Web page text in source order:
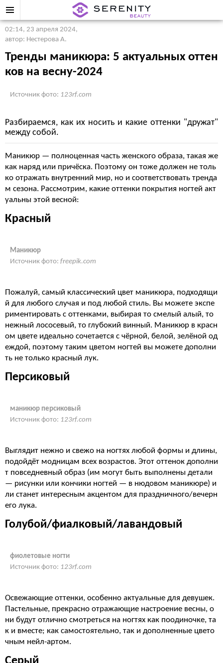
02:14, 23 апреля 2024,
автор: Нестерова А.
Тренды маникюра: 5 актуальных оттен
ков на весну-2024
Источник фото: 123rf.com
Разбираемся, как их носить и какие оттенки "дружат"
между собой.
Маникюр — полноценная часть женского образа, такая же
как наряд или причёска. Поэтому он тоже должен не толь
ко отражать внутренний мир, но и соответствовать тренда
м сезона. Рассмотрим, какие оттенки покрытия ногтей акт
уальны этой весной:
Красный
Маникюр
Источник фото: freepik.com
Пожалуй, самый классический цвет маникюра, подходящи
й для любого случая и под любой стиль. Вы можете экспе
риментировать с оттенками, выбирая то смелый алый, то
нежный лососевый, то глубокий винный. Маникюр в красн
ом цвете идеально сочетается с чёрной, белой, зелёной од
еждой, поэтому таким цветом ногтей вы можете дополни
ть не только красный лук.
Персиковый
маникюр персиковый
Источник фото: 123rf.com
Выглядит нежно и свежо на ногтях любой формы и длины,
подойдёт модницам всех возрастов. Этот оттенок дополни
т повседневный образ (им могут быть выполнены детали
— рисунки или кончики ногтей — в нюдовом маникюре) и
ли станет интересным акцентом для праздничного/вечерн
его лука.
Голубой/фиалковый/лавандовый
фиолетовые ногти
Источник фото: 123rf.com
Освежающие оттенки, особенно актуальные для девушек.
Пастельные, прекрасно отражающие настроение весны, о
ни будут отлично смотреться на ногтях как поодиночке, та
к и вместе; как самостоятельно, так и дополненные цвето
чным нейл-артом.